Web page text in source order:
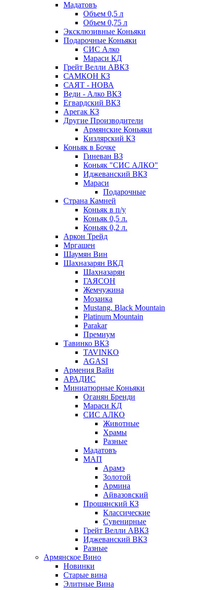
Мадатовъ
Объем 0,5 л
Объем 0,75 л
Эксклюзивные Коньяки
Подарочные Коньяки
СИС Алко
Мараси КД
Грейт Велли АВКЗ
САМКОН КЗ
САЯТ - НОВА
Веди - Алко ВКЗ
Егвардский ВКЗ
Арегак КЗ
Другие Производители
Армянские Коньяки
Кизлярский КЗ
Коньяк в Бочке
Гиневан ВЗ
Коньяк "СИС АЛКО"
Иджеванский ВКЗ
Мараси
Подарочные
Страна Камней
Коньяк в п/у
Коньяк 0,5 л.
Коньяк 0,2 л.
Аркон Трейд
Мргашен
Шаумян Вин
Шахназарян ВКД
Шахназарян
ГАЯСОН
Жемчужина
Мозаика
Mustang. Black Mountain
Platinum Mountain
Parakar
Премиум
Тавинко ВКЗ
TAVINKO
AGASI
Армения Вайн
АРАДИС
Миниатюрные Коньяки
Оганян Бренди
Мараси КД
СИС АЛКО
Животные
Храмы
Разные
Мадатовъ
МАП
Арамэ
Золотой
Армина
Айвазовский
Прошянский КЗ
Классические
Сувенирные
Грейт Велли АВКЗ
Иджеванский ВКЗ
Разные
Армянское Вино
Новинки
Старые вина
Элитные Вина